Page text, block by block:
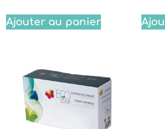
Ajouter au panier